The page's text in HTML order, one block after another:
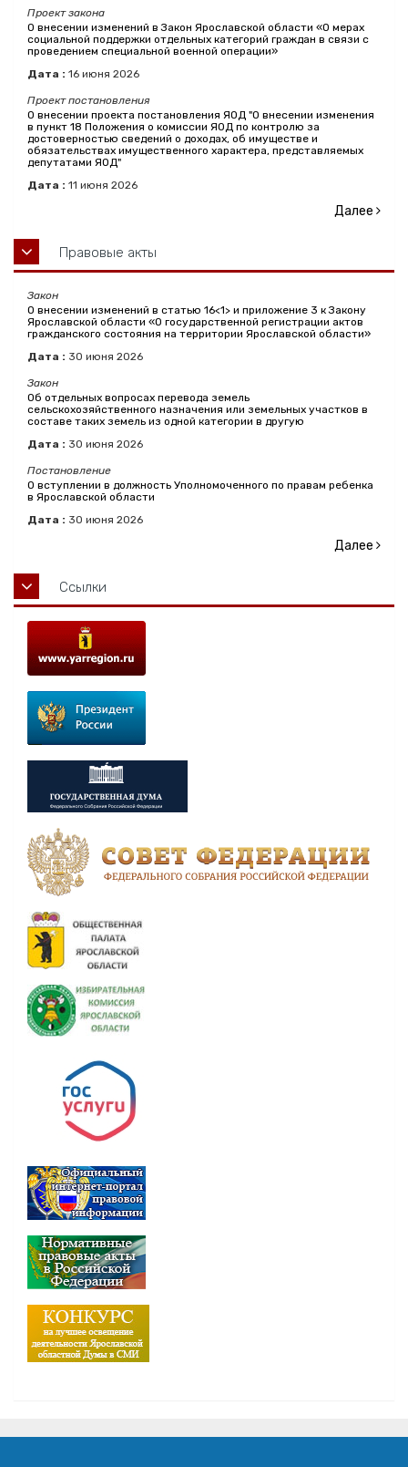
Проект закона
О внесении изменений в Закон Ярославской области «О мерах
социальной поддержки отдельных категорий граждан в связи с
проведением специальной военной операции»
Дата : 16 июня 2026
Проект постановления
О внесении проекта постановления ЯОД "О внесении изменения
в пункт 18 Положения о комиссии ЯОД по контролю за
достоверностью сведений о доходах, об имуществе и
обязательствах имущественного характера, представляемых
депутатами ЯОД"
Дата : 11 июня 2026
Далее
Правовые акты
Закон
О внесении изменений в статью 16<1> и приложение 3 к Закону
Ярославской области «О государственной регистрации актов
гражданского состояния на территории Ярославской области»
Дата : 30 июня 2026
Закон
Об отдельных вопросах перевода земель
сельскохозяйственного назначения или земельных участков в
составе таких земель из одной категории в другую
Дата : 30 июня 2026
Постановление
О вступлении в должность Уполномоченного по правам ребенка
в Ярославской области
Дата : 30 июня 2026
Далее
Ссылки